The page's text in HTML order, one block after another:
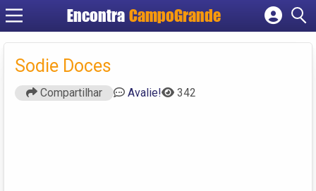
Encontra CampoGrande
Cadastrar empresa
Sodie Doces
Compartilhar Avalie! 342